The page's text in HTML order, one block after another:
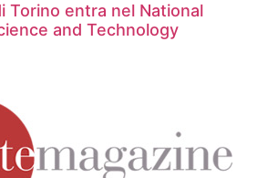
Torino entra nel National
and Technology